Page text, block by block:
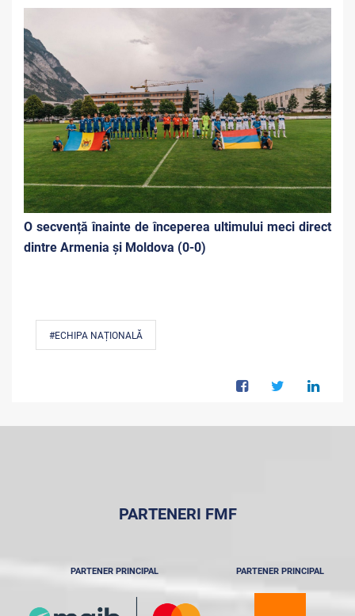
O secvență înainte de începerea ultimului meci direct
dintre Armenia și Moldova (0-0)
#ECHIPA NAȚIONALĂ
PARTENERI FMF
PARTENER PRINCIPAL PARTENER PRINCIPAL